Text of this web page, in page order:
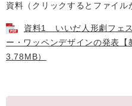
資料（クリックするとファイル
資料1 いいだ人形劇フェ
ー・ワッペンデザインの発表
3.78MB）